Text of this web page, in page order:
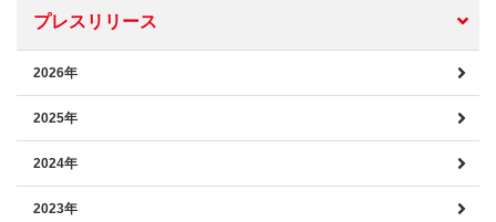
プレスリリース
2026年
2025年
2024年
2023年